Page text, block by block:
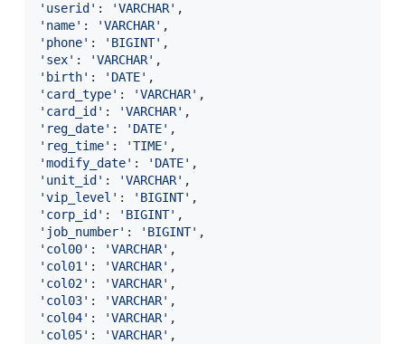
'userid' : 'VARCHAR'
'name' : 'VARCHAR'
'phone' : 'BIGINT'
'sex' : 'VARCHAR'
'birth' : 'DATE'
'card_type' : 'VARCHAR'
'card_id' : 'VARCHAR'
'reg_date' : 'DATE'
'reg_time' : 'TIME'
'modify_date' : 'DATE'
'unit_id' : 'VARCHAR'
'vip_level' : 'BIGINT'
'corp_id' : 'BIGINT'
'job_number' : 'BIGINT'
'col00' : 'VARCHAR'
'col01' : 'VARCHAR'
'col02' : 'VARCHAR'
'col03' : 'VARCHAR'
'col04' : 'VARCHAR'
'col05' : 'VARCHAR'